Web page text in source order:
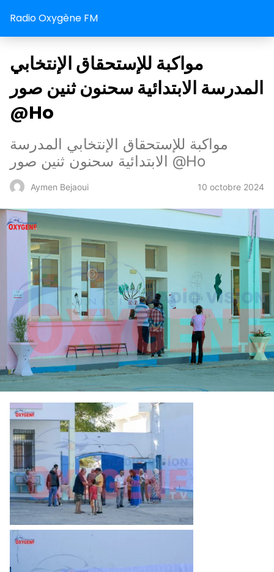
Radio Oxygène FM
مواكبة للإستحقاق الإنتخابي
المدرسة الابتدائية سحنون ثنين صور
@Ho
مواكبة للإستحقاق الإنتخابي المدرسة
الابتدائية سحنون ثنين صور @Ho
Aymen Bejaoui 10 octobre 2024